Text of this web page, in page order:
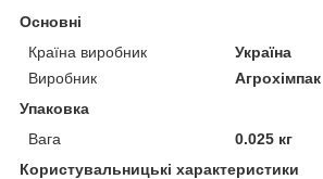
Основні
Країна виробник
Україна
Виробник
Агрохімпак
Упаковка
Вага
0.025 кг
Користувальницькі характеристики